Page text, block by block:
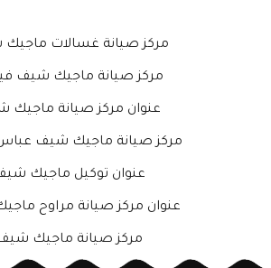
مركز صيانة غسالات
مركز صيانة ماجيك شيف
عنوان مركز صيانة ماجيك
مركز صيانة ماجيك شيف عباس
عنوان توكيل ماجيك
عنوان مركز صيانة مراوح
مركز صيانة ماجيك